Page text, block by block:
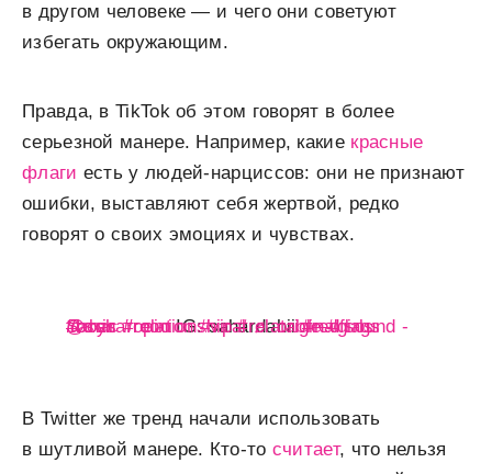
в другом человеке — и чего они советуют
избегать окружающим.
Правда, в TikTok об этом говорят в более
серьезной манере. Например, какие красные
флаги есть у людей-нарциссов: они не признают
ошибки, выставляют себя жертвой, редко
говорят о своих эмоциях и чувствах.
@saharroooIG: sahardahii#redflags
#toxic #relationship #relatable #girls
#boys #opinion #viral
♬ original sound - Sahar
В Twitter же тренд начали использовать
в шутливой манере. Кто-то считает, что нельзя